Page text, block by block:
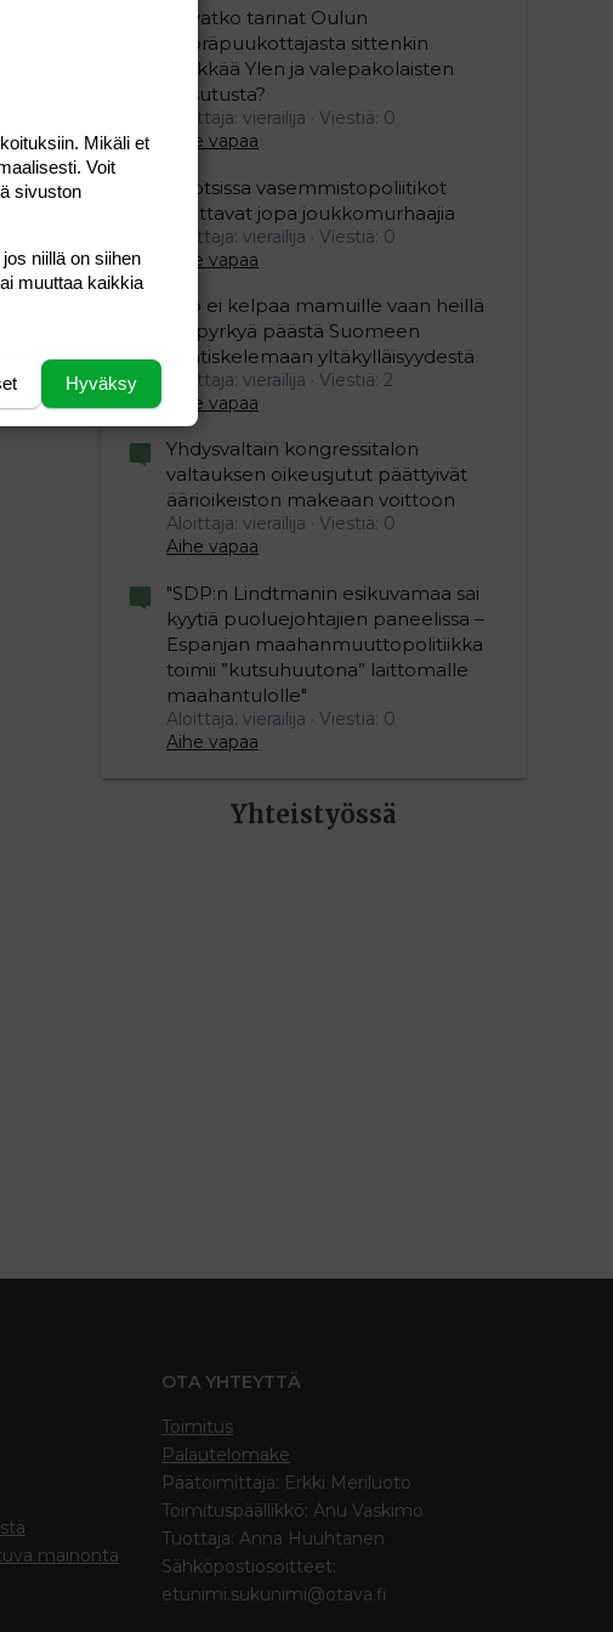
Olivatko tarinat Oulun
pyöräpuukottajasta sittenkin
pelkkää Ylen ja valepakolaisten
husutusta?
Aloittaja: vierailija
Viestiä: 0
Aihe vapaa
Ruotsissa vasemmistopoliitikot
fanittavat jopa joukkomurhaajia
Aloittaja: vierailija
Viestiä: 0
Aihe vapaa
Viro ei kelpaa mamuille vaan heillä
on pyrkyä päästä Suomeen
naatiskelemaan yltäkylläisyydestä
Aloittaja: vierailija
Viestiä: 2
Aihe vapaa
Yhdysvaltain kongressitalon
valtauksen oikeusjutut päättyivät
äärioikeiston makeaan voittoon
Aloittaja: vierailija
Viestiä: 0
Aihe vapaa
"SDP:n Lindtmanin esikuvamaa sai
kyytiä puoluejohtajien paneelissa –
Espanjan maahanmuuttopolitiikka
toimii ”kutsuhuutona” laittomalle
maahantulolle"
Aloittaja: vierailija
Viestiä: 0
Aihe vapaa
Yhteistyössä
mainonta
OTA YHTEYTTÄ
Toimitus
Palautelomake
Päätoimittaja: Erkki Meriluoto
Toimituspäällikkö: Anu Vaskimo
Tuottaja: Anna Huuhtanen
Sähköpostiosoitteet:
etunimi.sukunimi@otava.fi
Mikäli et
Voit
sivuston
niillä on siihen
muuttaa kaikkia
Hyväksy